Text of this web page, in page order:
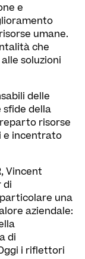
e
umane.
che
soluzioni
delle
sfide della
risorse
e incentrato
, Vincent
di
una
aziendale:
di
i riflettori